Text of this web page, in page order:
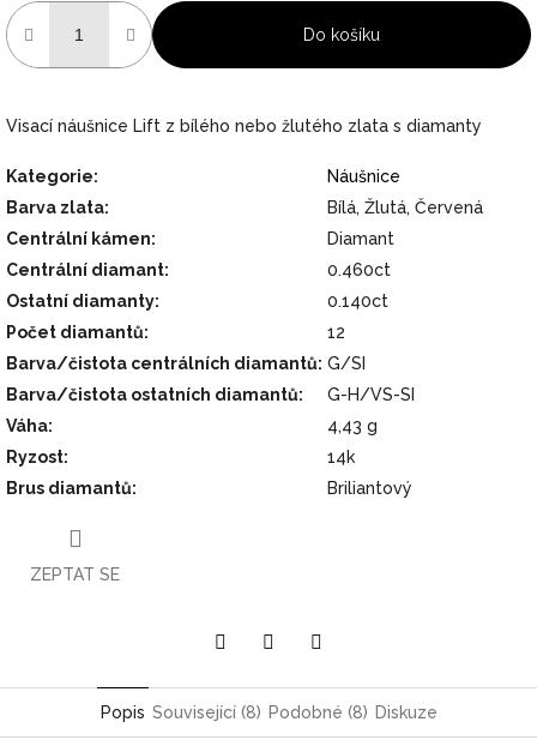
Do košíku
Visací náušnice Lift z bílého nebo žlutého zlata s diamanty
Kategorie:
Náušnice
Barva zlata:
Bílá, Žlutá, Červená
Centrální kámen:
Diamant
Centrální diamant:
0.460ct
Ostatní diamanty:
0.140ct
Počet diamantů:
12
Barva/čistota centrálních diamantů: G/SI
Barva/čistota ostatních diamantů:
G-H/VS-SI
Váha:
4,43 g
Ryzost:
14k
Brus diamantů: Briliantový
ZEPTAT SE
Popis Související (8) Podobné (8) Diskuze